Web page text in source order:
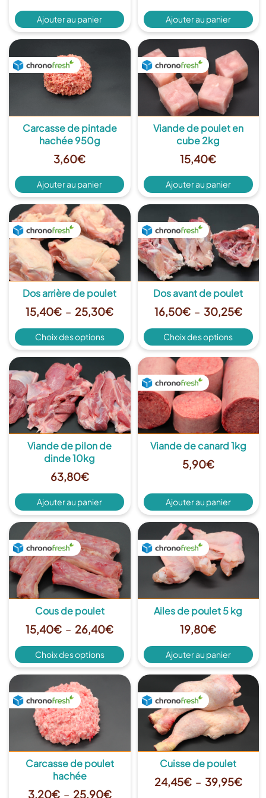
Plus de détails
Ajouter au panier
Plus de détails
Ajouter au panier
Plus de détails
Carcasse de pintade
hachée 950g
3,60€
Ajouter au panier
Plus de détails
Viande de poulet en
cube 2kg
15,40€
Ajouter au panier
Plus de détails
Dos arrière de poulet
15,40€ – 25,30€Plage
prix :
15,40€
25,30€
Choix des options
produit
a
plusieurs
variations.
Les
options
peuvent
être
choisies
produit
Plus de détails
Dos avant de poulet
16,50€ – 30,25€
prix :
Choix des options
a
Les
du
Plus de détails
Viande de pilon de
dinde 10kg
63,80€
Ajouter au panier
Plus de détails
Viande de canard 1kg
5,90€
Ajouter au panier
Plus de détails
Cous de poulet
15,40€ – 26,40€Plage
prix :
15,40€
26,40€
Choix des options
produit
a
plusieurs
variations.
options
Plus de détails
Ailes de poulet 5 kg
19,80€
Ajouter au panier
Carcasse de poulet
hachée
3,20€ – 25,90€Plage
Cuisse de poulet
24,45€ – 39,95€